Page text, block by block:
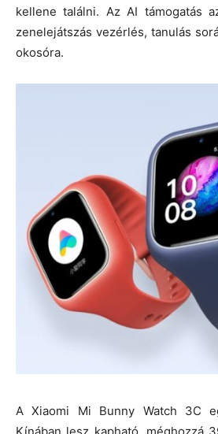
kellene találni. Az AI támogatás
zenelejátszás vezérlés, tanulás
okosóra.
A Xiaomi Mi Bunny Watch 3C
Kínában lesz kapható, méghozzá